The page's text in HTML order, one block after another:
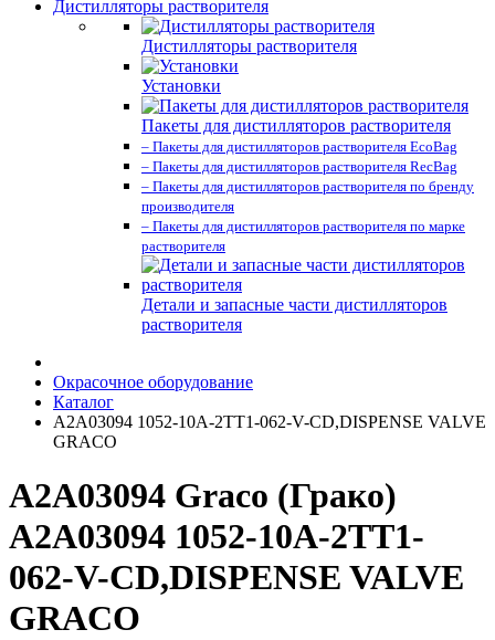
Дистилляторы растворителя
Дистилляторы растворителя
Установки
Пакеты для дистилляторов растворителя
– Пакеты для дистилляторов растворителя EcoBag
– Пакеты для дистилляторов растворителя RecBag
– Пакеты для дистилляторов растворителя по бренду
производителя
– Пакеты для дистилляторов растворителя по марке
растворителя
Детали и запасные части дистилляторов
растворителя
Окрасочное оборудование
Каталог
A2A03094 1052-10A-2TT1-062-V-CD,DISPENSE VALVE
GRACO
A2A03094 Graco (Грако)
A2A03094 1052-10A-2TT1-
062-V-CD,DISPENSE VALVE
GRACO